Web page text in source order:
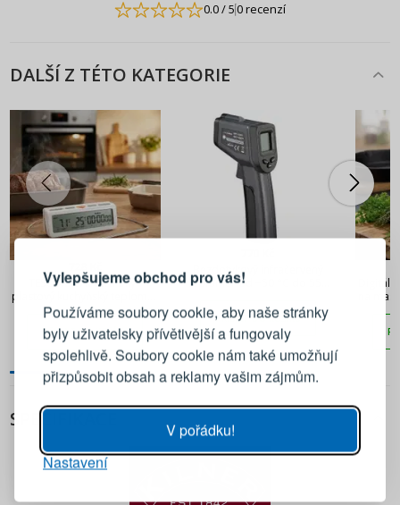
Vylepšujeme obchod pro vás!
Používáme soubory cookie, aby naše stránky
byly uživatelsky přívětivější a fungovaly
spolehlivě. Soubory cookie nám také umožňují
přizpůsobit obsah a reklamy vašim zájmům.
V pořádku!
Nastavení
0.0/ 50 recenzí
DALŠÍ Z TÉTO KATEGORIE
TESCOMA Accura bílý -
plastový kuchyňský teploměr
do trouby se sondou a
minutkou
PŘIDAT DO KOŠÍKU
Bezdotykový infračervený
teploměr od −50 °C do 550
KÜCHENPROFI
PŘIDAT DO KOŠÍKU
na
SPECIFIKACE
PŘIHLÁŠENÍ REGISTRACE
Přihlaste se ke svému účtu
Emailová adresa
PŘIHLÁSIT SE